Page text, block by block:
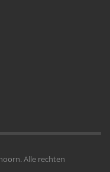
Alle rechten